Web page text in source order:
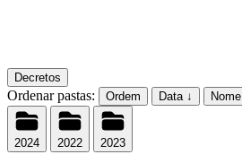
Decretos
Ordenar pastas: Ordem Data ↓ Nome
2024 2022 2023